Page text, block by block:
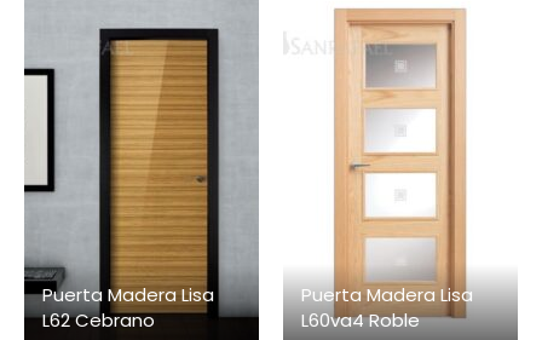
Puerta Madera Lisa
L62 Cebrano
Puerta Madera Lisa
L60va4 Roble